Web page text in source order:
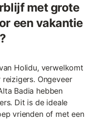
met grote
een vakantie
Holidu, verwelkomt
Ongeveer
Badia hebben
Dit is de ideale
vrienden of met een